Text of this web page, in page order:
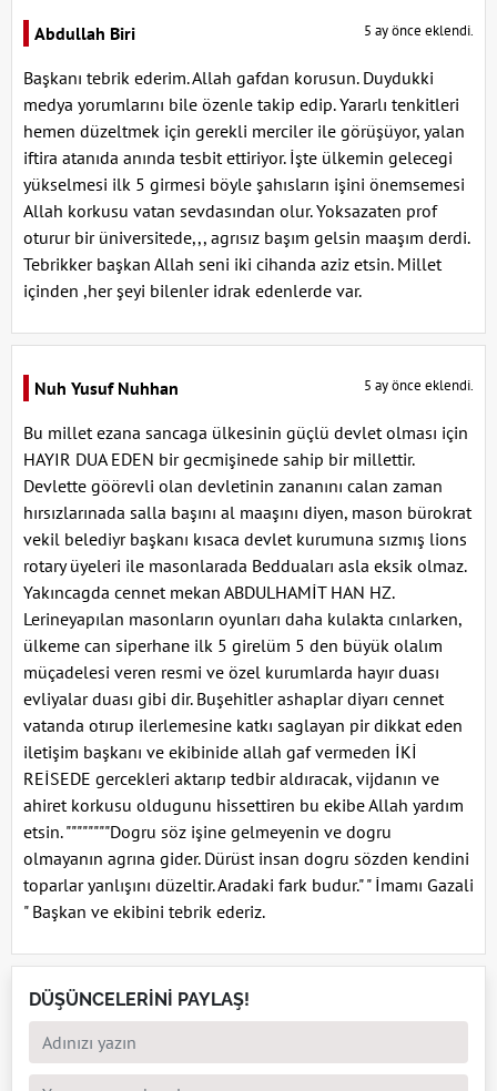
Abdullah Biri 5 ay önce eklendi.
Başkanı tebrik ederim. Allah gafdan korusun. Duydukki
medya yorumlarını bile özenle takip edip. Yararlı tenkitleri
hemen düzeltmek için gerekli merciler ile görüşüyor, yalan
iftira atanıda anında tesbit ettiriyor. İşte ülkemin gelecegi
yükselmesi ilk 5 girmesi böyle şahısların işini önemsemesi
Allah korkusu vatan sevdasından olur. Yoksazaten prof
oturur bir üniversitede,,, agrısız başım gelsin maaşım derdi.
Tebrikker başkan Allah seni iki cihanda aziz etsin. Millet
içinden ,her şeyi bilenler idrak edenlerde var.
Nuh Yusuf Nuhhan 5 ay önce eklendi.
Bu millet ezana sancaga ülkesinin güçlü devlet olması için
HAYIR DUA EDEN bir gecmişinede sahip bir millettir.
Devlette göörevli olan devletinin zananını calan zaman
hırsızlarınada salla başını al maaşını diyen, mason bürokrat
vekil belediyr başkanı kısaca devlet kurumuna sızmış lions
rotary üyeleri ile masonlarada Bedduaları asla eksik olmaz.
Yakıncagda cennet mekan ABDULHAMİT HAN HZ.
Lerineyapılan masonların oyunları daha kulakta cınlarken,
ülkeme can siperhane ilk 5 girelüm 5 den büyük olalım
müçadelesi veren resmi ve özel kurumlarda hayır duası
evliyalar duası gibi dir. Buşehitler ashaplar diyarı cennet
vatanda otırup ilerlemesine katkı saglayan pir dikkat eden
iletişim başkanı ve ekibinide allah gaf vermeden İKİ
REİSEDE gercekleri aktarıp tedbir aldıracak, vijdanın ve
ahiret korkusu oldugunu hissettiren bu ekibe Allah yardım
etsin. """"""""Dogru söz işine gelmeyenin ve dogru
olmayanın agrına gider. Dürüst insan dogru sözden kendini
toparlar yanlışını düzeltir. Aradaki fark budur." " İmamı Gazali
" Başkan ve ekibini tebrik ederiz.
DÜŞÜNCELERİNİ PAYLAŞ!